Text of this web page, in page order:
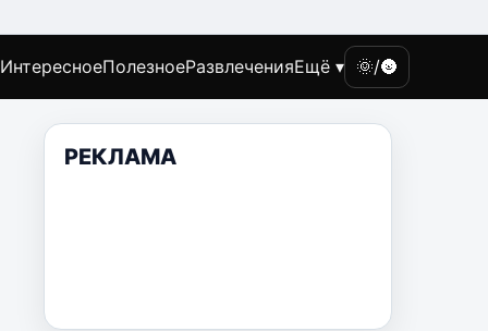
ИнтересноеПолезноеРазвлеченияЕщё ▾ 🌞/🌚
РЕКЛАМА